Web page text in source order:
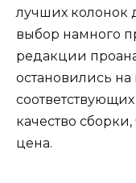
лучших колонок
выбор намного
редакции
остановились
качество
цена.